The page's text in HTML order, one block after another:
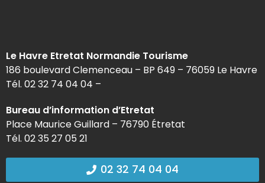
Le Havre Etretat Normandie Tourisme
186 boulevard Clemenceau – BP 649 – 76059 Le Havre
Tél. 02 32 74 04 04 –
Bureau d’information d’Etretat
Place Maurice Guillard – 76790 Étretat
Tél. 02 35 27 05 21
02 32 74 04 04